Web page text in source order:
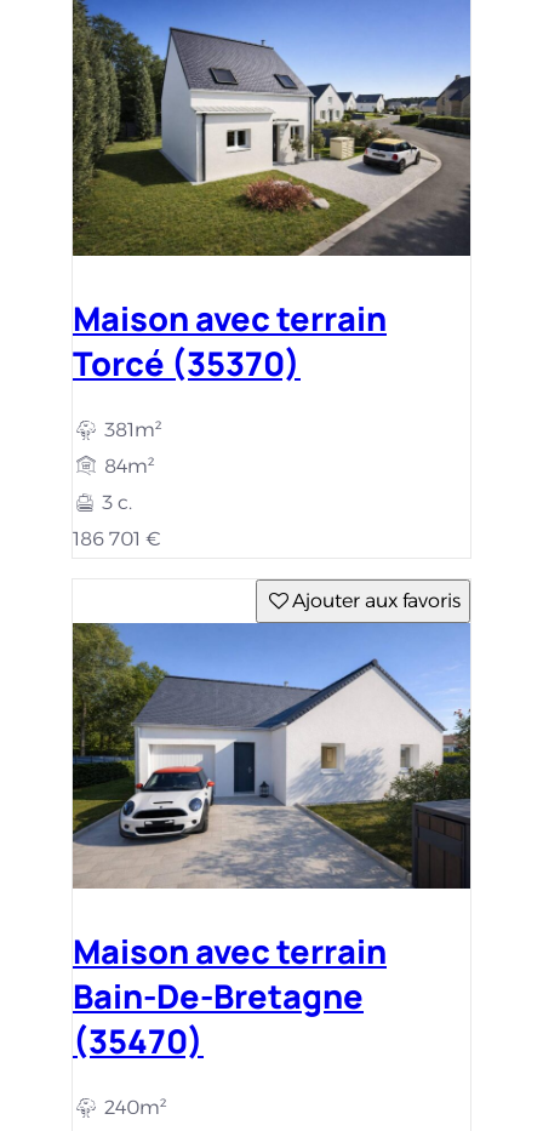
Maison avec terrain
Torcé (35370)
381m²
84m²
3 c.
186 701 €
Ajouter aux favoris
Maison avec terrain
Bain-De-Bretagne
(35470)
240m²